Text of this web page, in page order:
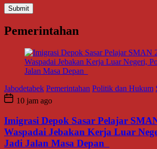
Pemerintahan
Jabodetabek Pemerintahan Politik dan Hukum
10 jam ago
Imigrasi Depok Sasar Pelajar
Waspadai Jebakan Kerja Luar
Jadi Jalan Masa Depan